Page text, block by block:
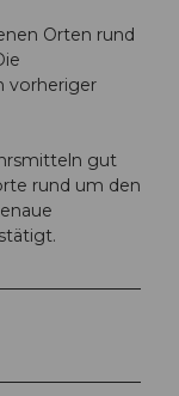
Orten rund
vorheriger
gut
rund um den